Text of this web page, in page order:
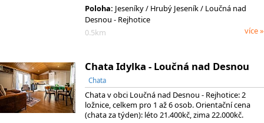
Poloha: Jeseníky/ Hrubý Jeseník/ Loučná nad
Desnou - Rejhotice
0.5km
více »
Chata Idylka - Loučná nad Desnou
Chata
Chata v obci Loučná nad Desnou - Rejhotice: 2
ložnice, celkem pro 1 až 6 osob. Orientační cena
(chata za týden): léto 21.400kč, zima 22.000kč.